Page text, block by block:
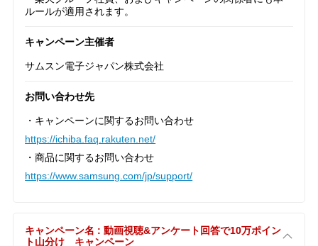
ルールが適用されます。
キャンペーン主催者
サムスン電子ジャパン株式会社
お問い合わせ先
・キャンペーンに関するお問い合わせ
https://ichiba.faq.rakuten.net/
・商品に関するお問い合わせ
https://www.samsung.com/jp/support/
キャンペーン名 : 動画視聴&アンケート回答で10万ポイン
ト山分け キャンペーン